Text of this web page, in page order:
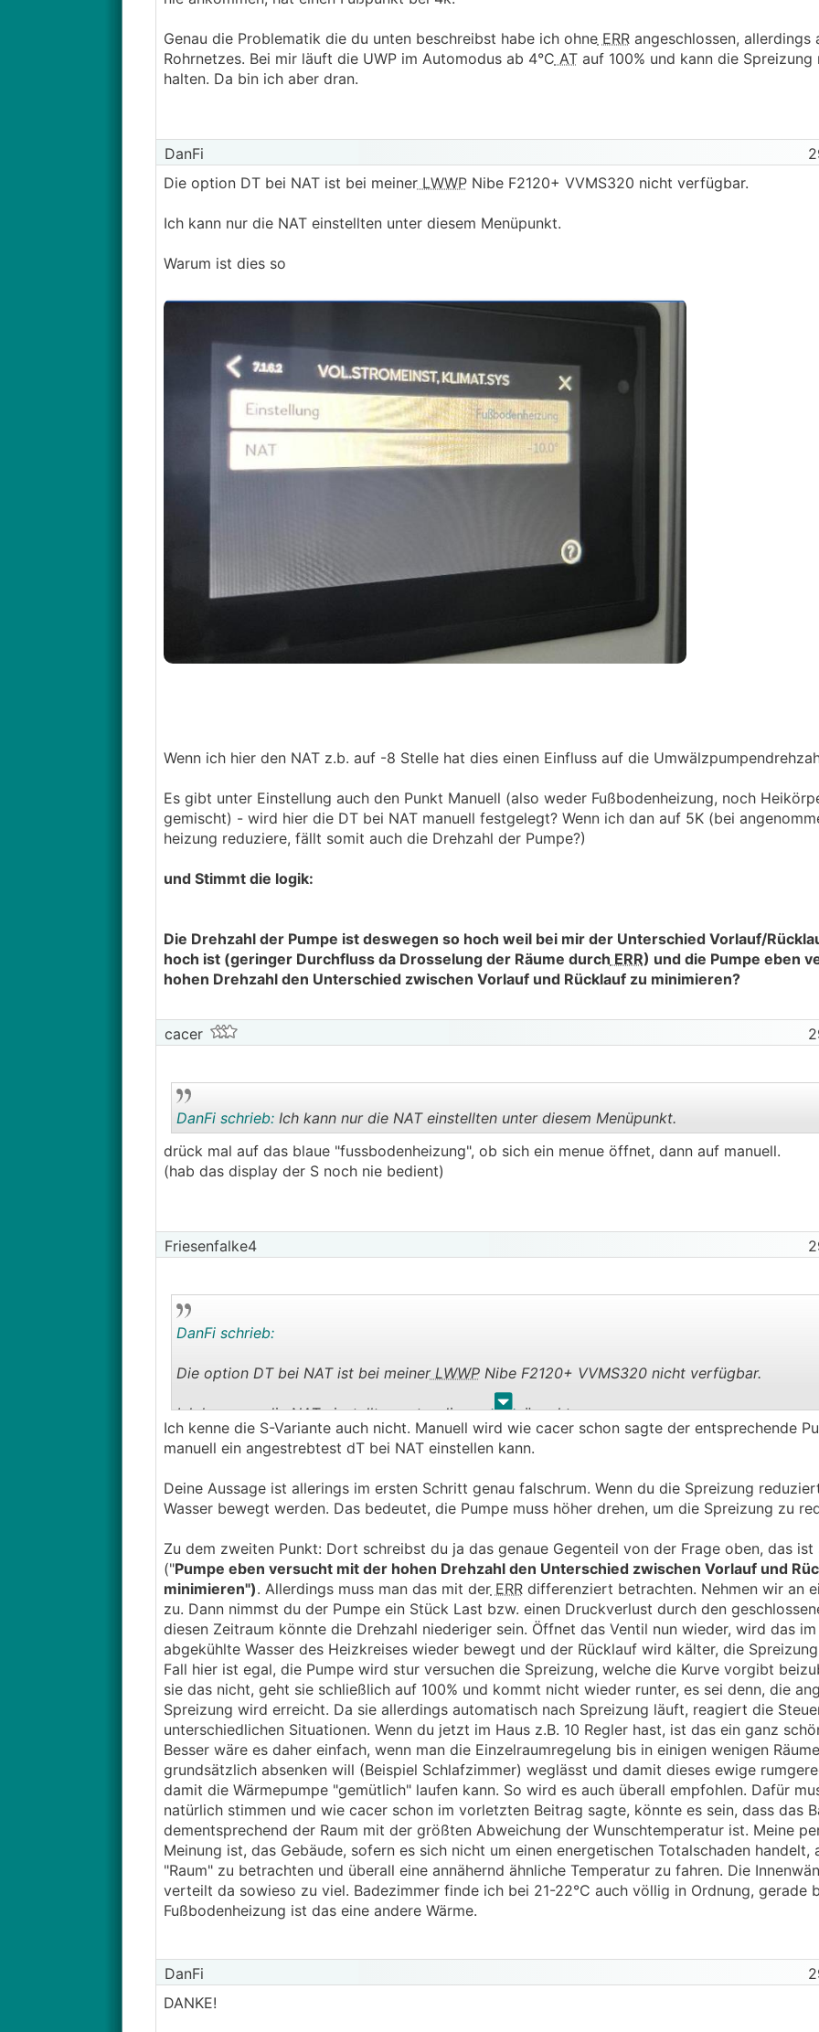
Starts müssten glaube ca. passen mit ca.2 je Tag nur was mich verwundert das die WP die
immer sofort nach dem
WW laden abgestellt hat
Das mit dem Ausregeln funktioniert nur, wenn die Pumpe noch Luft nach oben hat. Sie muss
Genauso wenig wenn die Wärmeabnahme zu gering und die Verdichterfrequenz zu hoch ist.
Gegen zu wenig Durchfluss bei
Genau die Problematik die du unten beschreibst habe ich ohneERRangeschlossen, allerdings
Rohrnetzes. Bei mir läuft die UWP im Automodus ab 4°C ATauf 100% und kann die Spreizung
halten. Da bin ich aber dran.
DanFi
Die option DT bei NAT ist bei meinerLWWPNibe F2120+ VVMS320 nicht verfügbar.
Ich kann nur die NAT einstellten unter diesem Menüpunkt.
Warum ist dies so
Wenn ich hier den NAT z.b. auf -8 Stelle hat dies einen Einfluss auf die
Es gibt unter Einstellung auch den Punkt Manuell (also weder Fußbodenheizung, noch
gemischt) - wird hier die DT bei NAT manuell festgelegt? Wenn ich dan auf 5K (bei
heizung reduziere, fällt somit auch die Drehzahl der Pumpe?)
und Stimmt die logik:
Die Drehzahl der Pumpe ist deswegen so hoch weil bei mir der Unterschied Vorlauf/
hoch ist (geringer Durchfluss da Drosselung der Räume durch ERR) und die Pumpe eben
hohen Drehzahl den Unterschied zwischen Vorlauf und Rücklauf zu minimieren?
cacer
DanFi schrieb:Ich kann nur die NAT einstellten unter diesem Menüpunkt.
drück mal auf das blaue "fussbodenheizung", ob sich ein menue öffnet, dann auf manuell.
(hab das display der S noch nie bedient)
Friesenfalke4
. .
DanFi schrieb:
Die option DT bei NAT ist bei meinerLWWPNibe F2120+ VVMS320 nicht verfügbar.
Ich kann nur die NAT einstellten unter diesem Menüpunkt.
Warum ist dies so
Wenn ich hier den NAT z.b. auf -8 Stelle hat dies einen Einfluss auf die
gemischt) - wird hier die DT bei NAT manuell festgelegt? Wenn ich dan auf 5K (bei
FB heizung reduziere, fällt somit auch die Drehzahl der Pumpe?)
und Stimmt die logik:
Die Drehzahl der Pumpe ist deswegen so hoch weil bei mir der Unterschied Vorlauf/
hoch ist (geringer Durchfluss da Drosselung der Räume durchERR ) und die Pumpe eben
hohen Drehzahl den Unterschied zwischen Vorlauf und Rücklauf zu minimieren?
Ich kenne die S-Variante auch nicht. Manuell wird wie cacer schon sagte der entsprechende
manuell ein angestrebtest dT bei NAT einstellen kann.
Deine Aussage ist allerings im ersten Schritt genau falschrum. Wenn du die Spreizung
Wasser bewegt werden. Das bedeutet, die Pumpe muss höher drehen, um die Spreizung zu
Zu dem zweiten Punkt: Dort schreibst du ja das genaue Gegenteil von der Frage oben, das
("Pumpe eben versucht mit der hohen Drehzahl den Unterschied zwischen Vorlauf und
minimieren"). Allerdings muss man das mit derERRdifferenziert betrachten. Nehmen wir an
zu. Dann nimmst du der Pumpe ein Stück Last bzw. einen Druckverlust durch den
diesen Zeitraum könnte die Drehzahl niederiger sein. Öffnet das Ventil nun wieder, wird das
abgekühlte Wasser des Heizkreises wieder bewegt und der Rücklauf wird kälter, die
Fall hier ist egal, die Pumpe wird stur versuchen die Spreizung, welche die Kurve vorgibt
sie das nicht, geht sie schließlich auf 100% und kommt nicht wieder runter, es sei denn, die
Spreizung wird erreicht. Da sie allerdings automatisch nach Spreizung läuft, reagiert die
unterschiedlichen Situationen. Wenn du jetzt im Haus z.B. 10 Regler hast, ist das ein ganz
Besser wäre es daher einfach, wenn man die Einzelraumregelung bis in einigen wenigen
grundsätzlich absenken will (Beispiel Schlafzimmer) weglässt und damit dieses ewige
damit die Wärmepumpe "gemütlich" laufen kann. So wird es auch überall empfohlen. Dafür
natürlich stimmen und wie cacer schon im vorletzten Beitrag sagte, könnte es sein, dass das
dementsprechend der Raum mit der größten Abweichung der Wunschtemperatur ist. Meine
Meinung ist, das Gebäude, sofern es sich nicht um einen energetischen Totalschaden handelt,
"Raum" zu betrachten und überall eine annähernd ähnliche Temperatur zu fahren. Die
verteilt da sowieso zu viel. Badezimmer finde ich bei 21-22°C auch völlig in Ordnung, gerade
Fußbodenheizung ist das eine andere Wärme.
DanFi
DANKE!